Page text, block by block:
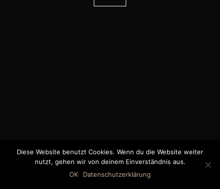
©2018 MWB – MOTORWAGEN BERNAU GMBH
Diese Website benutzt Cookies. Wenn du die Website weiter
nutzt, gehen wir von deinem Einverständnis aus.
OK
Datenschutzerklärung